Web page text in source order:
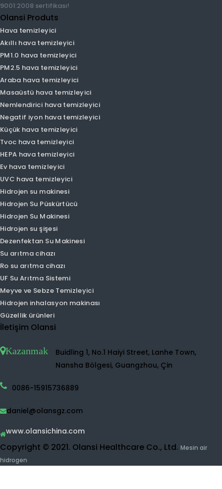
profesyoneliz Günlük 3.000 adet üretim kapasitesi Seri üretim
için %100 yaşlanma testi CE, CB, RoHs, SASO, CQC , CCC onayı
ve ISO 9001:2008 sertifikası!
Olansi Produts
Hava temizleyici
Akıllı hava temizleyici
PM1.0 hava temizleyici
PM2.5 hava temizleyici
Araba hava temizleyici
Masaüstü hava temizleyici
Nemlendirici hava temizleyici
Negatif iyon hava temizleyici
Tvoc hava temizleyici
HEPA hava temizleyici
Ev hava temizleyici
UVC hava temizleyici
Hidrojen su makinesi
Hidrojen Su Makinesi
Dezenfektan Su Makinesi
Su arıtma cihazı
Meyve ve Sebze Temizleyici